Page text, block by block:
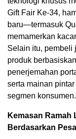
Gift Fair Ke-34,
baru—termasuk
memamerkan
Selain itu, pembeli
produk
penerjemahan
serta mainan
segmen konsumen.
Kemasan
Berdasarkan